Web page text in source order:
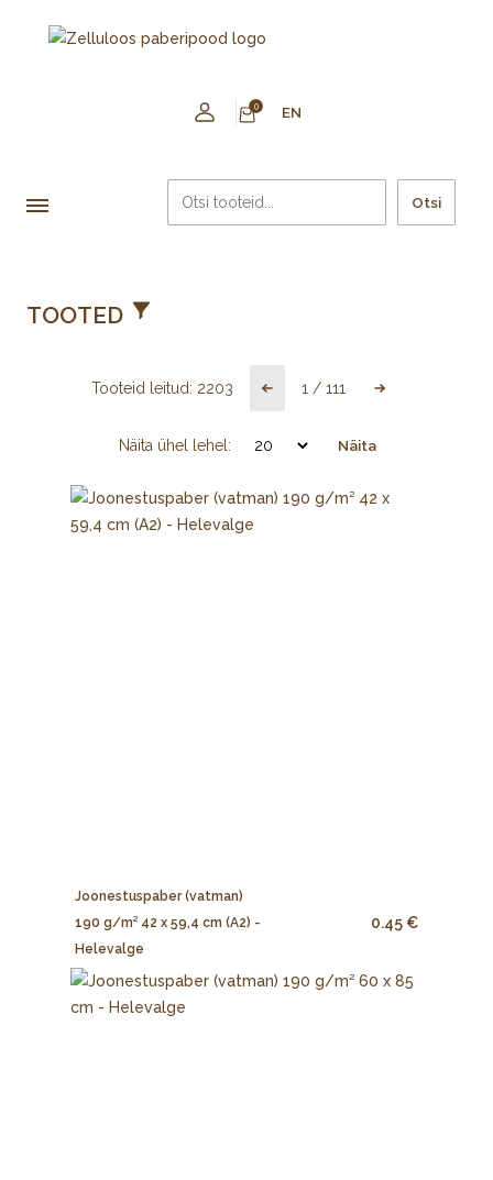
0 EN
Otsi
TOOTED
Tooteid leitud: 2203 1 / 111
Näita ühel lehel: Näita
Joonestuspaber (vatman)
190 g/m² 42 x 59,4 cm (A2) -
Helevalge
0.45 €